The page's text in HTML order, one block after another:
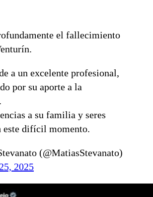
el fallecimiento
a un excelente profesional,
por su aporte a la
a su familia y seres
este difícil momento.
(@MatiasStevanato)
2025